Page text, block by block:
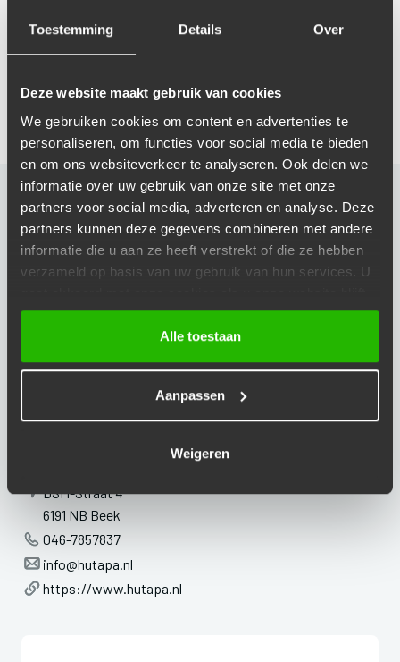
Toestemming Details Over
Deze website maakt gebruik van cookies
We gebruiken cookies om content en advertenties te
personaliseren, om functies voor social media te bieden
en om ons websiteverkeer te analyseren. Ook delen we
informatie over uw gebruik van onze site met onze
partners voor social media, adverteren en analyse. Deze
partners kunnen deze gegevens combineren met andere
informatie die u aan ze heeft verstrekt of die ze hebben
verzameld op basis van uw gebruik van hun services. U
gebruiken.
Alle toestaan
Aanpassen
Weigeren
voor elk seizoen.
Afspraak maken
OPENINGSTIJDEN
Maandag
09:00 - 18:00
Dinsdag
09:00 - 18:00
Zaterdag
09:00 - 18:00
Gesloten
DSM-Straat 4
6191 NB Beek
046-7857837
info@hutapa.nl
https://www.hutapa.nl